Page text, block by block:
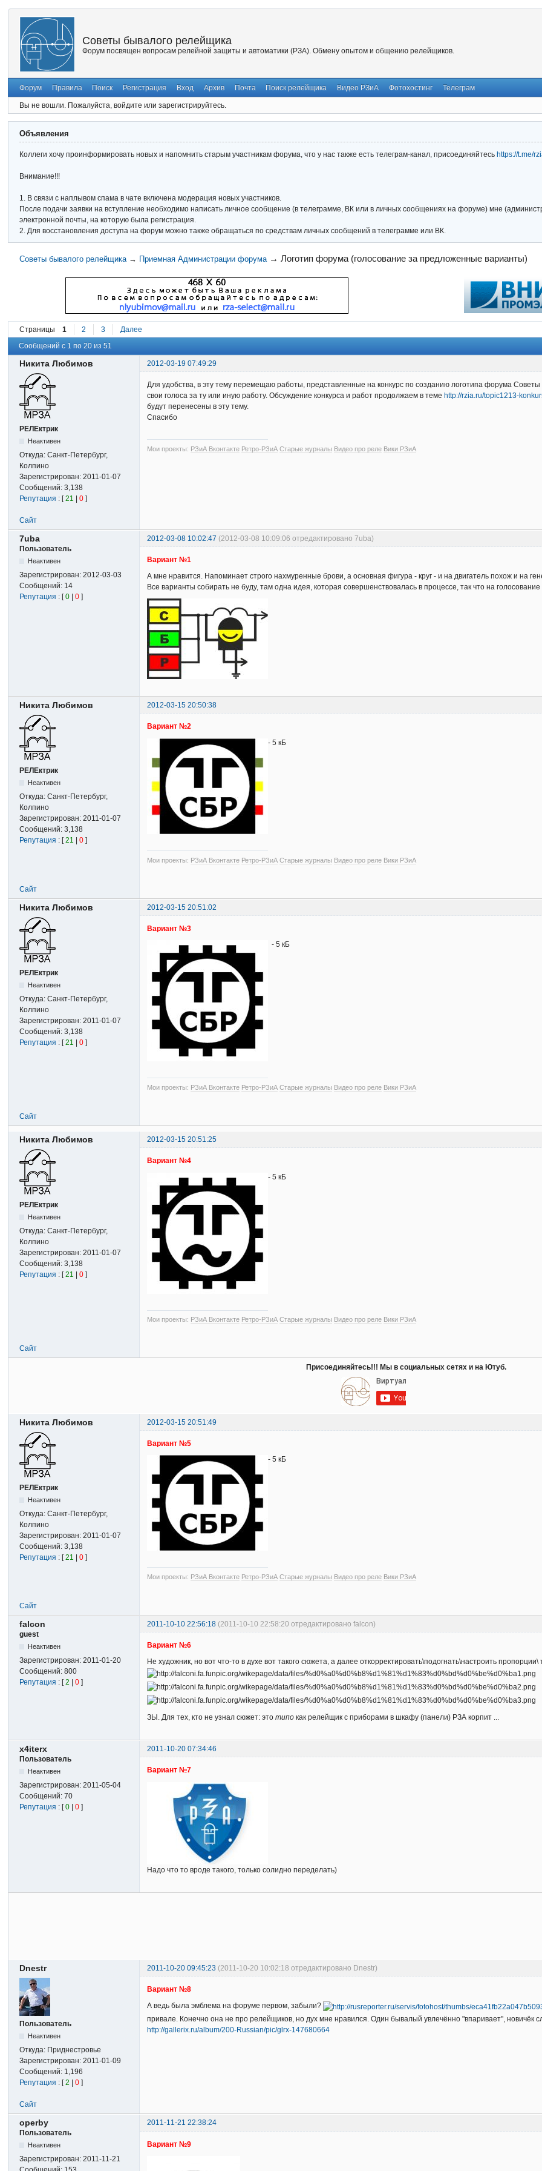
Советы бывалого релейщика
Форум посвящен вопросам релейной защиты и автоматики (РЗА). Обмену опытом и общению релейщиков.
Форум Правила Поиск Регистрация Вход Архив Почта Поиск релейщика Видео РЗиА Фотохостинг Телеграм
Вы не вошли. Пожалуйста, войдите или зарегистрируйтесь.
Объявления
Коллеги хочу проинформировать новых и напомнить старым участникам форума, что у нас также есть телеграм-канал, присоединяйтесь https://t.me/
Внимание!!!
1. В связи с наплывом спама в чате включена модерация новых участников.
После подачи заявки на вступление необходимо написать личное сообщение (в телеграмме, ВК или в личных сообщениях на форуме) мне
электронной почты, на которую была регистрация.
2. Для восстановления доступа на форум можно также обращаться по средствам личных сообщений в телеграмме или ВК.
Советы бывалого релейщика → Приемная Администрации форума → Логотип форума (голосование за предложенные варианты)
Страницы 1 2 3
Далее
Сообщений с 1 по 20 из 51
Никита Любимов 2012-03-19 07:49:29
РЕЛЕктрик
Неактивен
Откуда:Санкт-Петербург,
Колпино
Зарегистрирован:2011-01-07
Сообщений:3,138
Репутация : [21 |0 ]
Для удобства, в эту тему перемещаю работы, представленные на конкурс по созданию логотипа форума
свои голоса за ту или иную работу. Обсуждение конкурса и работ продолжаем в теме http://rzia.ru/topic1213-
будут перенесены в эту тему.
Спасибо
Мои проекты: РЗиА Вконтакте Ретро-РЗиА Старые журналы Видео про реле Вики РЗиА
Сайт
7uba 2012-03-08 10:02:47 (2012-03-08 10:09:06 отредактировано 7uba)
Пользователь
Неактивен
Зарегистрирован:2012-03-03
Сообщений: 14
Репутация : [0 |0 ]
Вариант №1
А мне нравится. Напоминает строго нахмуренные брови, а основная фигура - круг - и на двигатель похож и на
Все варианты собирать не буду, там одна идея, которая совершенствовалась в процессе, так что на
Никита Любимов 2012-03-15 20:50:38
РЕЛЕктрик
Неактивен
Откуда:Санкт-Петербург,
Колпино
Зарегистрирован:2011-01-07
Сообщений:3,138
Репутация : [21 |0 ]
Вариант №2
- 5 кБ
Мои проекты: РЗиА Вконтакте Ретро-РЗиА Старые журналы Видео про реле Вики РЗиА
Сайт
Никита Любимов 2012-03-15 20:51:02
РЕЛЕктрик
Неактивен
Откуда:Санкт-Петербург,
Колпино
Зарегистрирован:2011-01-07
Сообщений:3,138
Репутация : [21 |0 ]
Вариант №3
- 5 кБ
Мои проекты: РЗиА Вконтакте Ретро-РЗиА Старые журналы Видео про реле Вики РЗиА
Сайт
Никита Любимов 2012-03-15 20:51:25
РЕЛЕктрик
Неактивен
Откуда:Санкт-Петербург,
Колпино
Зарегистрирован:2011-01-07
Сообщений:3,138
Репутация : [21 |0 ]
Вариант №4
- 5 кБ
Мои проекты: РЗиА Вконтакте Ретро-РЗиА Старые журналы Видео про реле Вики РЗиА
Сайт
Присоединяйтесь!!! Мы в социальных сетях и на Ютуб.
Никита Любимов 2012-03-15 20:51:49
РЕЛЕктрик
Неактивен
Откуда:Санкт-Петербург,
Колпино
Зарегистрирован:2011-01-07
Сообщений:3,138
Репутация : [21 |0 ]
Вариант №5
- 5 кБ
Мои проекты: РЗиА Вконтакте Ретро-РЗиА Старые журналы Видео про реле Вики РЗиА
Сайт
falcon 2011-10-10 22:56:18 (2011-10-10 22:58:20 отредактировано falcon)
guest
Неактивен
Зарегистрирован:2011-01-20
Сообщений:800
Репутация : [2 |0 ]
Вариант №6
Не художник, но вот что-то в духе вот такого сюжета, а далее откорректировать\подогнать\настроить
ЗЫ. Для тех, кто не узнал сюжет: этотипо как релейщик с приборами в шкафу (панели) РЗА корпит ...
x4iterx
2011-10-20 07:34:46
Пользователь
Неактивен
Зарегистрирован:2011-05-04
Сообщений:70
Репутация : [0 |0 ]
Вариант №7
Надо что то вроде такого, только солидно переделать)
Dnestr 2011-10-20 09:45:23 (2011-10-20 10:02:18 отредактировано Dnestr)
Пользователь
Неактивен
Откуда: Приднестровье
Зарегистрирован:2011-01-09
Сообщений: 1,196
Репутация : [2 |0 ]
Вариант №8
А ведь была эмблема на форуме первом, забыли?
привале. Конечно она не про релейщиков, но дух мне нравился. Один бывалый увлечённо "впаривает", новичёк
http://gallerix.ru/album/200-Russian/pic/glrx-147680664
Сайт
operby
2011-11-21 22:38:24
Пользователь
Неактивен
Зарегистрирован:2011-11-21
Вариант №9